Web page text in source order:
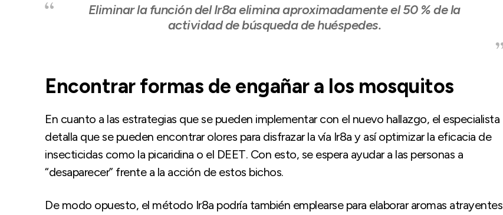
Eliminar la función del Ir8a elimina aproximadamente el 50 % de la
actividad de búsqueda de huéspedes.
Encontrar formas de engañar a los mosquitos
En cuanto a las estrategias que se pueden implementar con el nuevo hallazgo, el especialista
detalla que se pueden encontrar olores para disfrazar la vía Ir8a y así optimizar la eficacia de
insecticidas como la picaridina o el DEET. Con esto, se espera ayudar a las personas a
“desaparecer” frente a la acción de estos bichos.
De modo opuesto, el método Ir8a podría también emplearse para elaborar aromas atrayentes